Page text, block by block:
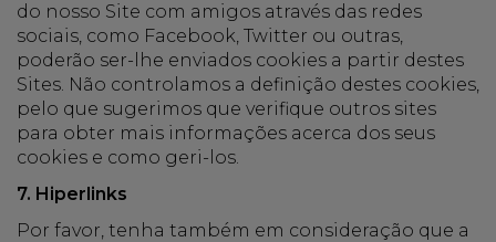
do nosso Site com amigos através das redes
sociais, como Facebook, Twitter ou outras,
poderão ser-lhe enviados cookies a partir destes
Sites. Não controlamos a definição destes cookies,
pelo que sugerimos que verifique outros sites
para obter mais informações acerca dos seus
cookies e como geri-los.
7. Hiperlinks
Por favor, tenha também em consideração que a